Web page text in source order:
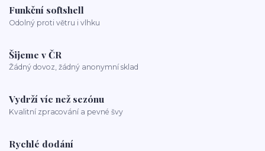
Funkční softshell
Odolný proti větru i vlhku
Šijeme v ČR
Žádný dovoz, žádný anonymní sklad
Vydrží víc než sezónu
Kvalitní zpracování a pevné švy
Rychlé dodání